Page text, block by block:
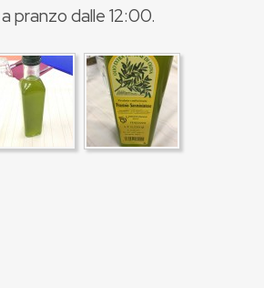
pranzo dalle 12:00.